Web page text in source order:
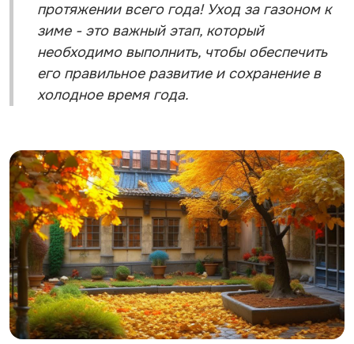
протяжении всего года! Уход за газоном к
зиме - это важный этап, который
необходимо выполнить, чтобы обеспечить
его правильное развитие и сохранение в
холодное время года.